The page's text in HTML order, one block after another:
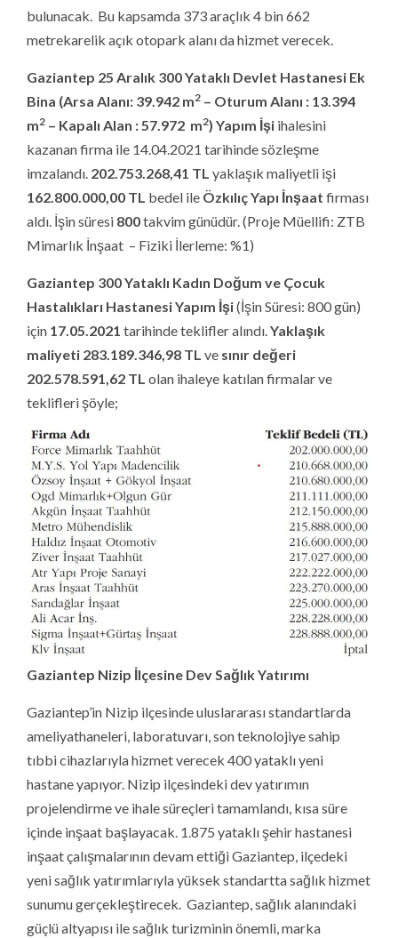
maliyeti 283.189.346,98 TLvesınır değeri
202.578.591,62TLolan ihaleye katılan firmalar ve
teklifleri şöyle;
Gaziantep Nizip İlçesine Dev Sağlık Yatırımı
Gaziantep’in Nizip ilçesinde uluslararası standartlarda
ameliyathaneleri, laboratuvarı, son teknolojiye sahip
tıbbi cihazlarıyla hizmet verecek 400 yataklı yeni
hastane yapıyor. Nizip ilçesindeki dev yatırımın
projelendirme ve ihale süreçleri tamamlandı, kısa süre
içinde inşaat başlayacak. 1.875 yataklı şehir hastanesi
inşaat çalışmalarının devam ettiği Gaziantep, ilçedeki
yeni sağlık yatırımlarıyla yüksek standartta sağlık hizmet
sunumu gerçekleştirecek. Gaziantep, sağlık alanındaki
güçlü altyapısı ile sağlık turizminin önemli, marka
kentlerinden biri olma yolunda hızla ilerliyor.
Bölgedeki Yakın İlçelere de Hizmet Verecek
400 yataklı hastane ile Nizip ilçesinde yaşayanlar daha
modern ve daha donanımlı bir hastanede sağlık hizmeti
alacak. Öte yandan yüksek kapasitesi, tam donanımı ile
sadece Nizip’e değil bölgedeki yakın ilçelere güçlü bir
sağlık hizmeti sunacak. Yeni hastane projesiyle Nizip